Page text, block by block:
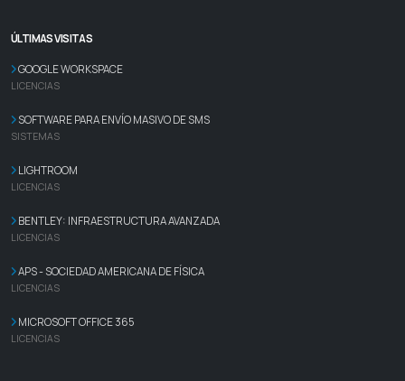
ÚLTIMAS VISITAS
GOOGLE WORKSPACE
LICENCIAS
SOFTWARE PARA ENVÍO MASIVO DE SMS
SISTEMAS
LIGHTROOM
LICENCIAS
BENTLEY: INFRAESTRUCTURA AVANZADA
LICENCIAS
APS - SOCIEDAD AMERICANA DE FÍSICA
LICENCIAS
MICROSOFT OFFICE 365
LICENCIAS